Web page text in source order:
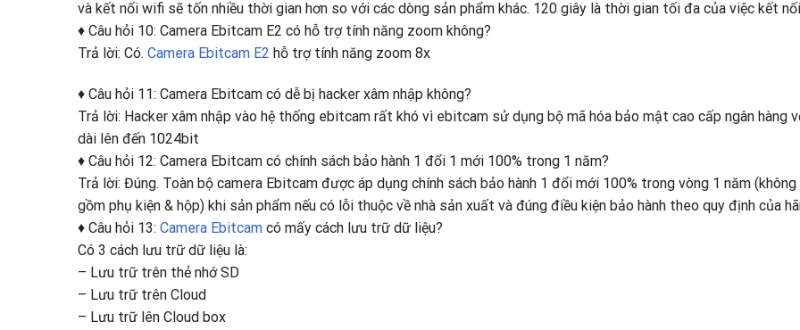
và kết nối wifi sẽ tốn nhiều thời gian hơn so với các dòng sản phẩm khác. 120 giây là thời gian tối đa của việc kết
♦ Câu hỏi 10: Camera Ebitcam E2 có hỗ trợ tính năng zoom không?
Trả lời: Có. Camera Ebitcam E2 hỗ trợ tính năng zoom 8x
♦ Câu hỏi 11: Camera Ebitcam có dễ bị hacker xâm nhập không?
Trả lời: Hacker xâm nhập vào hệ thống ebitcam rất khó vì ebitcam sử dụng bộ mã hóa bảo mật cao cấp ngân hàng
dài lên đến 1024bit
♦ Câu hỏi 12: Camera Ebitcam có chính sách bảo hành 1 đổi 1 mới 100% trong 1 năm?
Trả lời: Đúng. Toàn bộ camera Ebitcam được áp dụng chính sách bảo hành 1 đổi mới 100% trong vòng 1 năm (không
gồm phụ kiện & hộp) khi sản phẩm nếu có lỗi thuộc về nhà sản xuất và đúng điều kiện bảo hành theo quy định của
♦ Câu hỏi 13: Camera Ebitcam có mấy cách lưu trữ dữ liệu?
Có 3 cách lưu trữ dữ liệu là:
– Lưu trữ trên thẻ nhớ SD
– Lưu trữ trên Cloud
– Lưu trữ lên Cloud box